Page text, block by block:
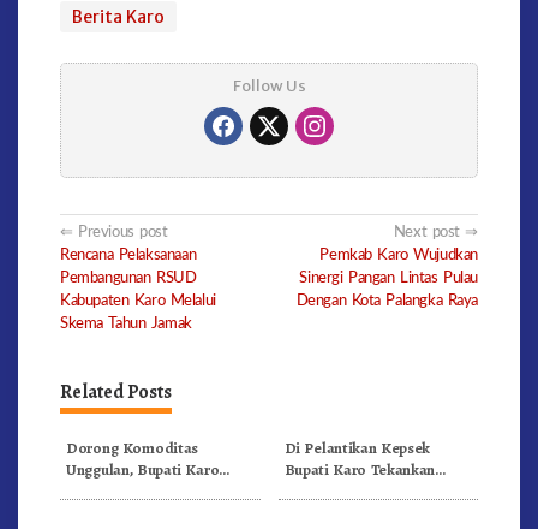
Berita Karo
Follow Us
Post
navigation
Previous post
Rencana Pelaksanaan
Pembangunan RSUD
Kabupaten Karo Melalui
Skema Tahun Jamak
Next post
Pemkab Karo Wujudkan
Sinergi Pangan Lintas Pulau
Dengan Kota Palangka Raya
Related Posts
Dorong Komoditas
Unggulan, Bupati Karo
Di Pelantikan Kepsek
Bupati Karo Tekankan